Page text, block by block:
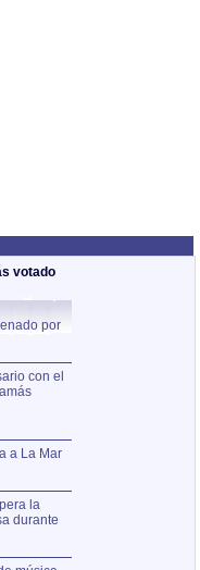
votado
por
con el
a La Mar
la
durante